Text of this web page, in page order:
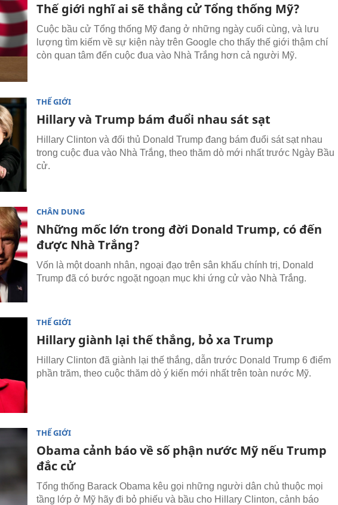
Thế giới nghĩ ai sẽ thắng cử Tổng thống Mỹ?
Cuộc bầu cử Tổng thống Mỹ đang ở những ngày cuối cùng, và lưu
lượng tìm kiếm về sự kiện này trên Google cho thấy thế giới thậm chí
còn quan tâm đến cuộc đua vào Nhà Trắng hơn cả người Mỹ.
THẾ GIỚI
Hillary và Trump bám đuổi nhau sát sạt
Hillary Clinton và đối thủ Donald Trump đang bám đuổi sát sạt nhau
trong cuộc đua vào Nhà Trắng, theo thăm dò mới nhất trước Ngày Bầu
cử.
CHÂN DUNG
Những mốc lớn trong đời Donald Trump, có đến
được Nhà Trắng?
Vốn là một doanh nhân, ngoại đạo trên sân khấu chính trị, Donald
Trump đã có bước ngoặt ngoạn mục khi ứng cử vào Nhà Trắng.
THẾ GIỚI
Hillary giành lại thế thắng, bỏ xa Trump
Hillary Clinton đã giành lại thế thắng, dẫn trước Donald Trump 6 điểm
phần trăm, theo cuộc thăm dò ý kiến mới nhất trên toàn nước Mỹ.
THẾ GIỚI
Obama cảnh báo về số phận nước Mỹ nếu Trump
đắc cử
Tổng thống Barack Obama kêu gọi những người dân chủ thuộc mọi
tầng lớp ở Mỹ hãy đi bỏ phiếu và bầu cho Hillary Clinton, cảnh báo